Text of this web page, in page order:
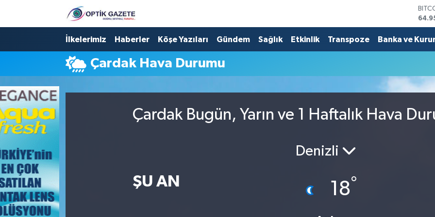
İlkelerimiz Haberler Köşe Yazıları Gündem Sağlık Etkinlik Transpoze Banka ve
Çardak Hava Durumu
Çardak Bugün, Yarın ve 1 Haftalık Hava
ŞU AN
Denizli
18°
Nöbetçi Eczaneler
Hava Durumu
İstanbul Namaz Vakitleri
Trafik Durumu
Süper Lig Puan Durumu ve Fikstür
Tüm Manşetler
Son Dakika Haberleri
Haber Arşivi